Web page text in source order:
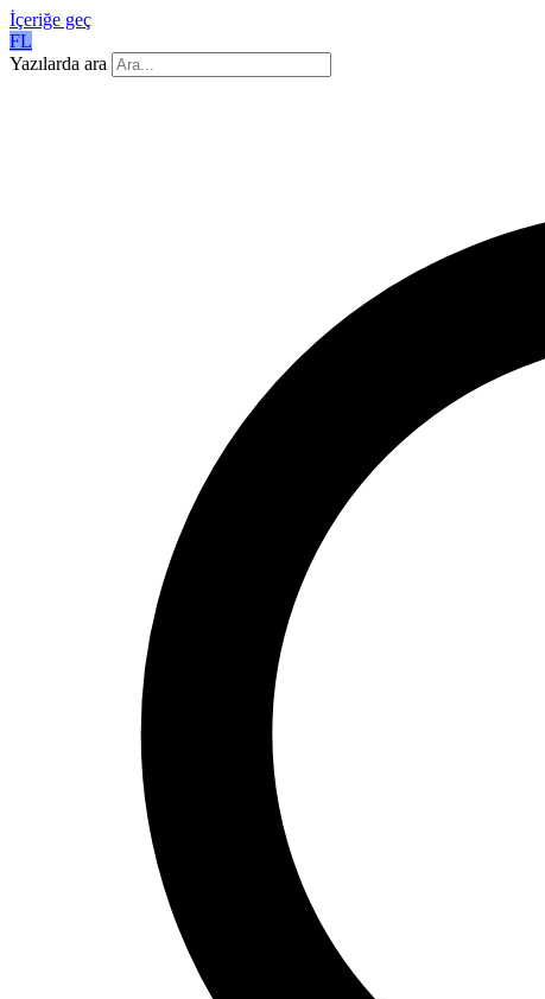
İçeriğe geç
FL
Yazılarda ara